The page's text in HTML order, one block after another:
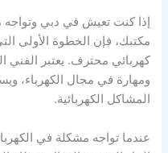
إذا كنت تعيش في دبي وتواجه
مكتبك، فإن الخطوة الأولى
كهربائي محترف. يعتبر
ومهارة في مجال الكهرباء،
المشاكل الكهربائية.
عندما تواجه مشكلة في